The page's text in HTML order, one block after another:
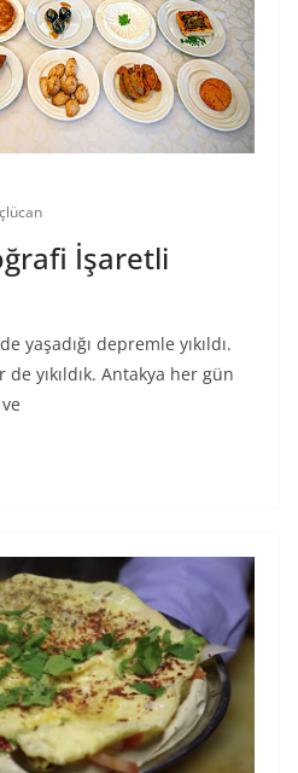
İşaretli
yaşadığı depremle yıkıldı.
yıkıldık. Antakya her gün